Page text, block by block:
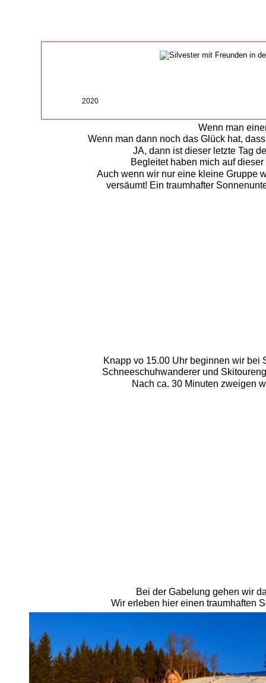
Wenn man
Wenn man dann noch das Glück hat,
JA, dann ist dieser letzte Tag
Begleitet haben mich auf
Auch wenn wir nur eine kleine Gruppe
versäumt! Ein traumhafter
2020
Knapp vo 15.00 Uhr beginnen wir bei
Schneeschuhwanderer und
Nach ca. 30 Minuten zweigen
Bei der Gabelung gehen wir
Wir erleben hier einen traumhaften